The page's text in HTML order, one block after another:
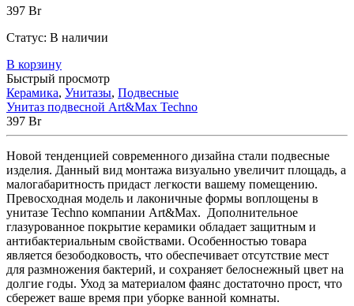
397 Br
Статус: В наличии
В корзину
Быстрый просмотр
Керамика, Унитазы, Подвесные
Унитаз подвесной Art&Max Techno
397 Br
Новой тенденцией современного дизайна стали подвесные
изделия. Данный вид монтажа визуально увеличит площадь, а
малогабаритность придаст легкости вашему помещению.
Превосходная модель и лаконичные формы воплощены в
унитазе Techno компании Art&Max. Дополнительное
глазурованное покрытие керамики обладает защитным и
антибактериальным свойствами. Особенностью товара
является безободковость, что обеспечивает отсутствие мест
для размножения бактерий, и сохраняет белоснежный цвет на
долгие годы. Уход за материалом фаянс достаточно прост, что
сбережет ваше время при уборке ванной комнаты.